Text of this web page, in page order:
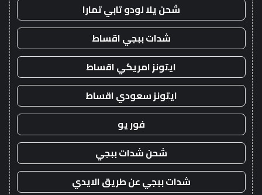
شحن يلا لودو تابي تمارا
شدات ببجي اقساط
ايتونز امريكي اقساط
ايتونز سعودي اقساط
فور يو
شحن شدات ببجي
شدات ببجي عن طريق الايدي